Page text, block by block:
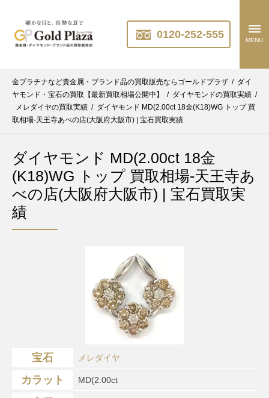
0120-252-555 MENU
金プラチナなど貴金属・ブランド品の買取販売ならゴールドプラザ / ダイ
ヤモンド・宝石の買取【最新買取相場公開中】
/ ダイヤモンドの買取実績 /
メレダイヤの買取実績 / ダイヤモンド MD(2.00ct 18金(K18)WG トップ 買
取相場-天王寺あべの店(大阪府大阪市) | 宝石買取実績
ダイヤモンド MD(2.00ct 18金
(K18)WG トップ 買取相場-天王寺あ
べの店(大阪府大阪市) | 宝石買取実
績
宝石 メレダイヤ
カラット MD(2.00ct